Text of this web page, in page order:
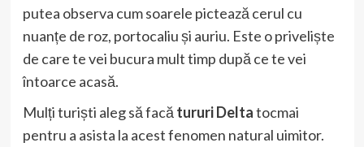
putea observa cum soarele pictează cerul cu
nuanțe de roz, portocaliu și auriu. Este o priveliște
de care te vei bucura mult timp după ce te vei
întoarce acasă.
Mulți turiști aleg să facă tururi Deltatocmai
pentru a asista la acest fenomen natural uimitor.